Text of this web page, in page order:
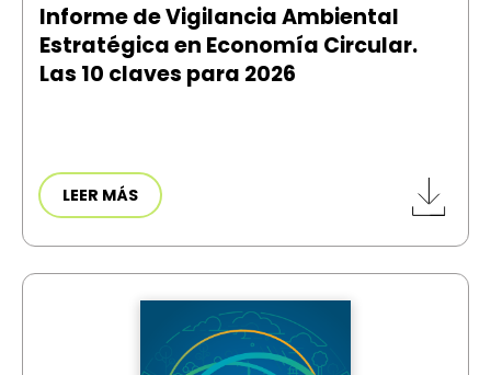
Informe de Vigilancia Ambiental
Estratégica en Economía Circular.
Las 10 claves para 2026
LEER MÁS